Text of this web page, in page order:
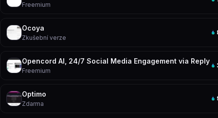
Freemium
Ocoya
Zkušební verze
Opencord AI, 24/7 Social Media Engagement via Reply
Freemium
Optimo
Zdarma